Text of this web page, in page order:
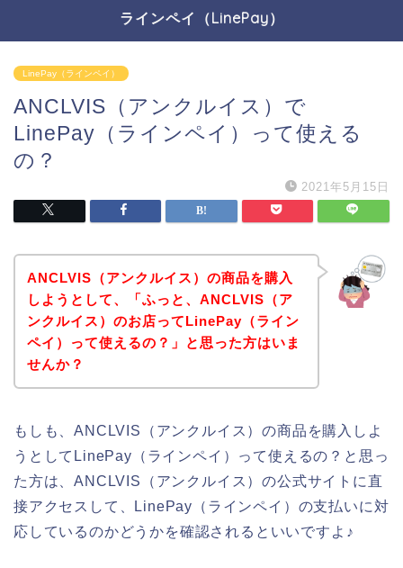
ラインペイ（LinePay）
LinePay（ラインペイ）
ANCLVIS（アンクルイス）で
LinePay（ラインペイ）って使える
の？
2021年5月15日
ANCLVIS（アンクルイス）の商品を購入
しようとして、「ふっと、ANCLVIS（ア
ンクルイス）のお店ってLinePay（ライン
ペイ）って使えるの？」と思った方はいま
せんか？
もしも、ANCLVIS（アンクルイス）の商品を購入しよ
うとしてLinePay（ラインペイ）って使えるの？と思っ
た方は、ANCLVIS（アンクルイス）の公式サイトに直
接アクセスして、LinePay（ラインペイ）の支払いに対
応しているのかどうかを確認されるといいですよ♪